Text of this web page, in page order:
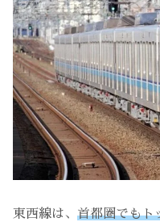
東西線は、 首都圏でもト